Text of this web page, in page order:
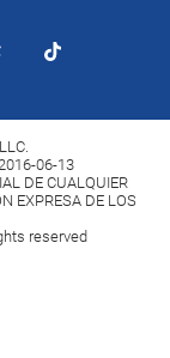
06-13
DE CUALQUIER
EXPRESA DE LOS
reserved